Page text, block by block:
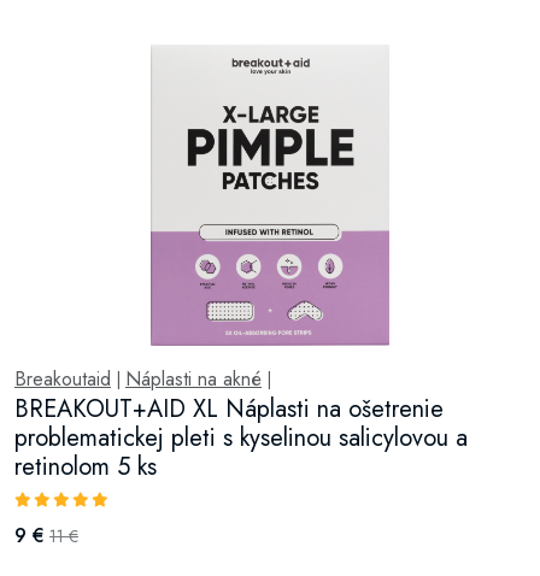
Breakoutaid Náplasti na akné
BREAKOUT+AID XL Náplasti na ošetrenie
problematickej pleti s kyselinou salicylovou a
retinolom 5 ks
9 € 11 €